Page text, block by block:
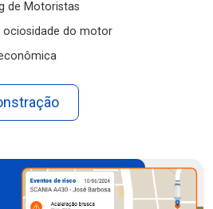
de Motoristas
do motor